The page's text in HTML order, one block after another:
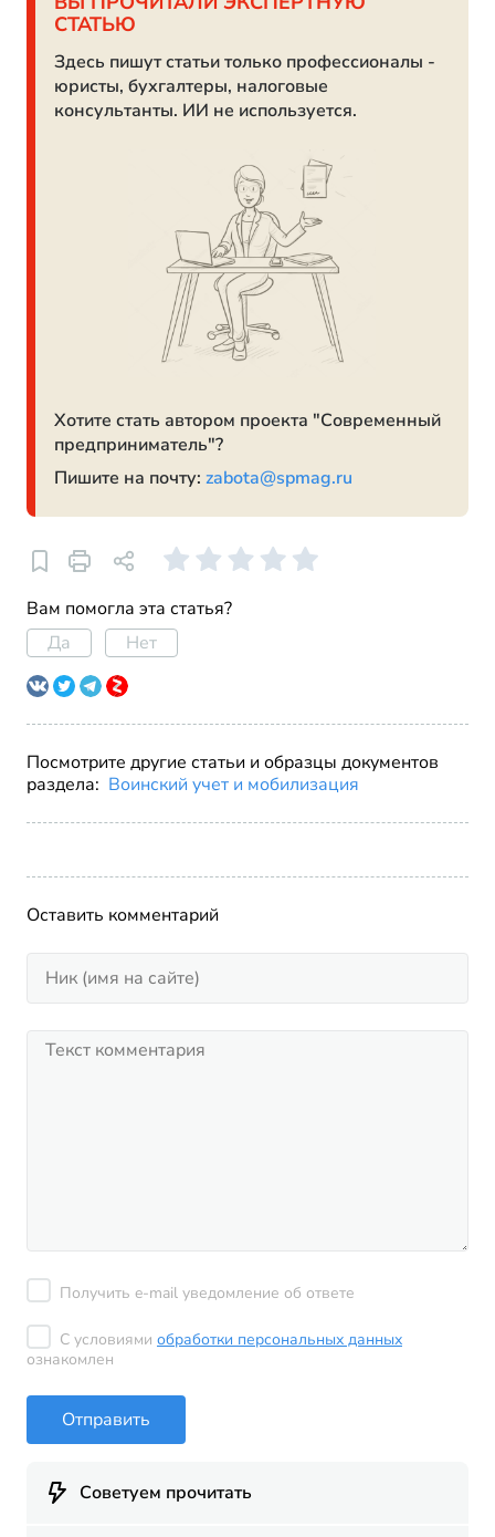
СТАТЬЮ
Здесь пишут статьи только профессионалы -
юристы, бухгалтеры, налоговые
консультанты. ИИ не используется.
Хотите стать автором проекта "Современный
предприниматель"?
Пишите на почту: zabota@spmag.ru
Вам помогла эта статья?
Да
Нет
Посмотрите другие статьи и образцы документов
раздела: Воинский учет и мобилизация
Оставить комментарий
Получить e-mail уведомление об ответе
С условиями обработки персональных данных
ознакомлен
Отправить
Советуем прочитать